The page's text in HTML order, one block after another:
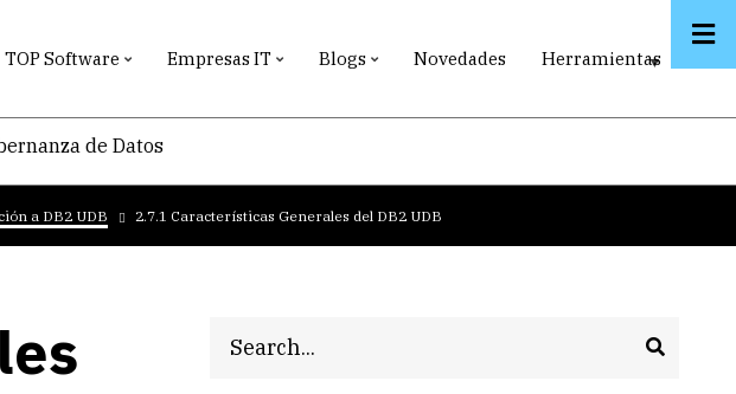
TOP Software Empresas IT Blogs Novedades Herramientas
de Datos
a DB2 UDB 2.7.1 Características Generales del DB2 UDB